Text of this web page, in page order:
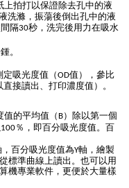
上拍打以保證除去孔中的液
洗滌，振蕩後倒出孔中的液
隔30秒，洗完後用力在吸水
。
定吸光度值 （OD值 ）， 參比
接讀出、打印濃度值）。
值的平均值（ B）除以第一個
100％，即百分吸光度值。百
，百分吸光度值為Y軸，繪製
標準曲線上讀出。也可以用
機專業軟件，更便於大量樣